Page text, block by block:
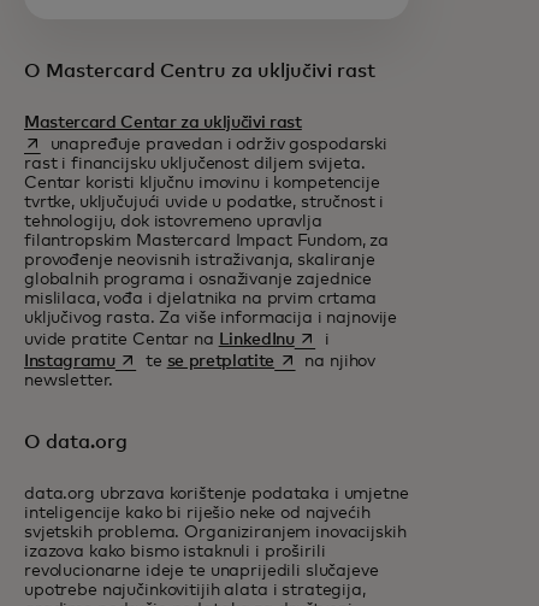
O Mastercard Centru za uključivi rast
Mastercard Centar za uključivi rastopens in a new tab
unapređuje pravedan i održiv gospodarski
rast i financijsku uključenost diljem svijeta.
Centar koristi ključnu imovinu i kompetencije
tvrtke, uključujući uvide u podatke, stručnost i
tehnologiju, dok istovremeno upravlja
filantropskim Mastercard Impact Fundom, za
provođenje neovisnih istraživanja, skaliranje
globalnih programa i osnaživanje zajednice
mislilaca, vođa i djelatnika na prvim crtama
uključivog rasta. Za više informacija i najnovije
uvide pratite Centar na LinkedInuopens in a new tab
i
Instagramuopens in a new tab
te se pretplatite opens in a new tab
na njihov
newsletter.
O data.org
data.org ubrzava korištenje podataka i umjetne
inteligencije kako bi riješio neke od najvećih
svjetskih problema. Organiziranjem inovacijskih
izazova kako bismo istaknuli i proširili
revolucionarne ideje te unaprijedili slučajeve
upotrebe najučinkovitijih alata i strategija,